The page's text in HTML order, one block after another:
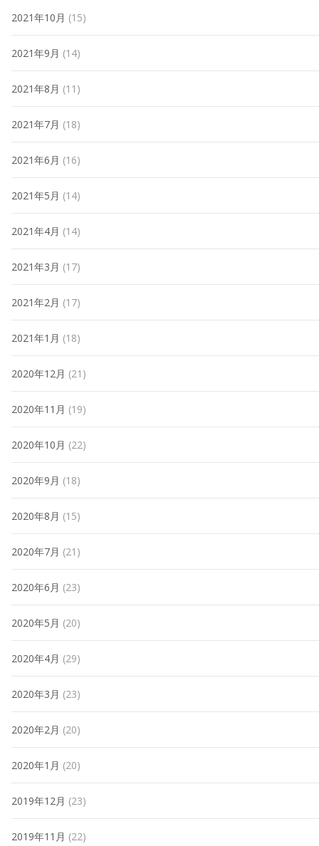
2021年10月 (15)
2021年9月 (14)
2021年8月 (11)
2021年7月 (18)
2021年6月 (16)
2021年5月 (14)
2021年4月 (14)
2021年3月 (17)
2021年2月 (17)
2021年1月 (18)
2020年12月 (21)
2020年11月 (19)
2020年10月 (22)
2020年9月 (18)
2020年8月 (15)
2020年7月 (21)
2020年6月 (23)
2020年5月 (20)
2020年4月 (29)
2020年3月 (23)
2020年2月 (20)
2020年1月 (20)
2019年12月 (23)
2019年11月 (22)